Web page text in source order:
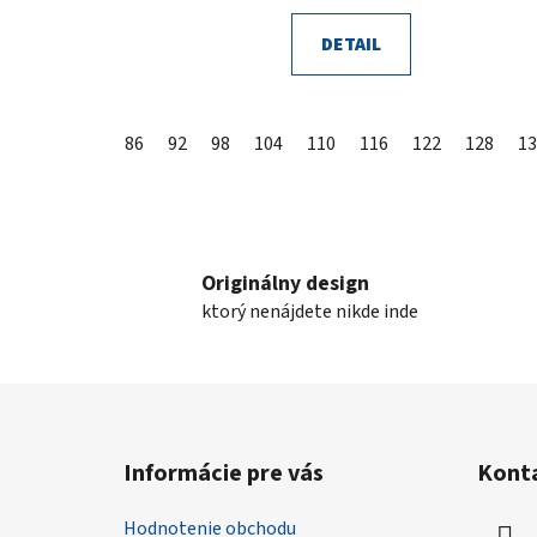
DETAIL
86 92 98 104 110 116 122 128
Originálny design
ktorý nenájdete nikde inde
Informácie pre vás
Hodnotenie obchodu